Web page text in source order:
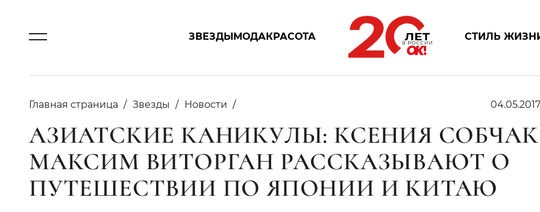
ЗВЕЗДЫМОДАКРАСОТА СТИЛЬ
Главная страница Звезды Новости
АЗИАТСКИЕ КАНИКУЛЫ: КСЕНИЯ
МАКСИМ ВИТОРГАН РАССКАЗЫВАЮТ О
ПУТЕШЕСТВИИ ПО ЯПОНИИ И КИТАЮ